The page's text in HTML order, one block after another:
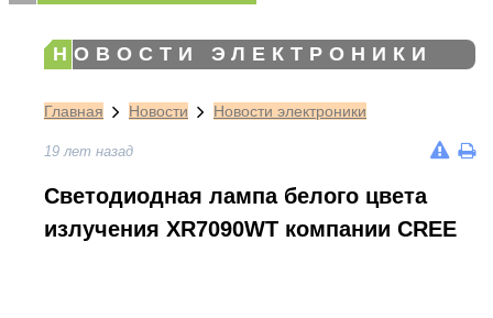
НОВОСТИ ЭЛЕКТРОНИКИ
Главная Новости Новости электроники
19 лет назад
Светодиодная лампа белого цвета
излучения XR7090WT компании CREE